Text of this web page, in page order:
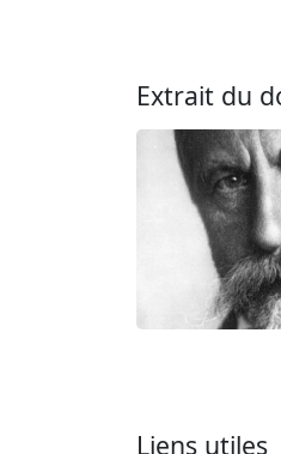
Extrait du
Liens utiles